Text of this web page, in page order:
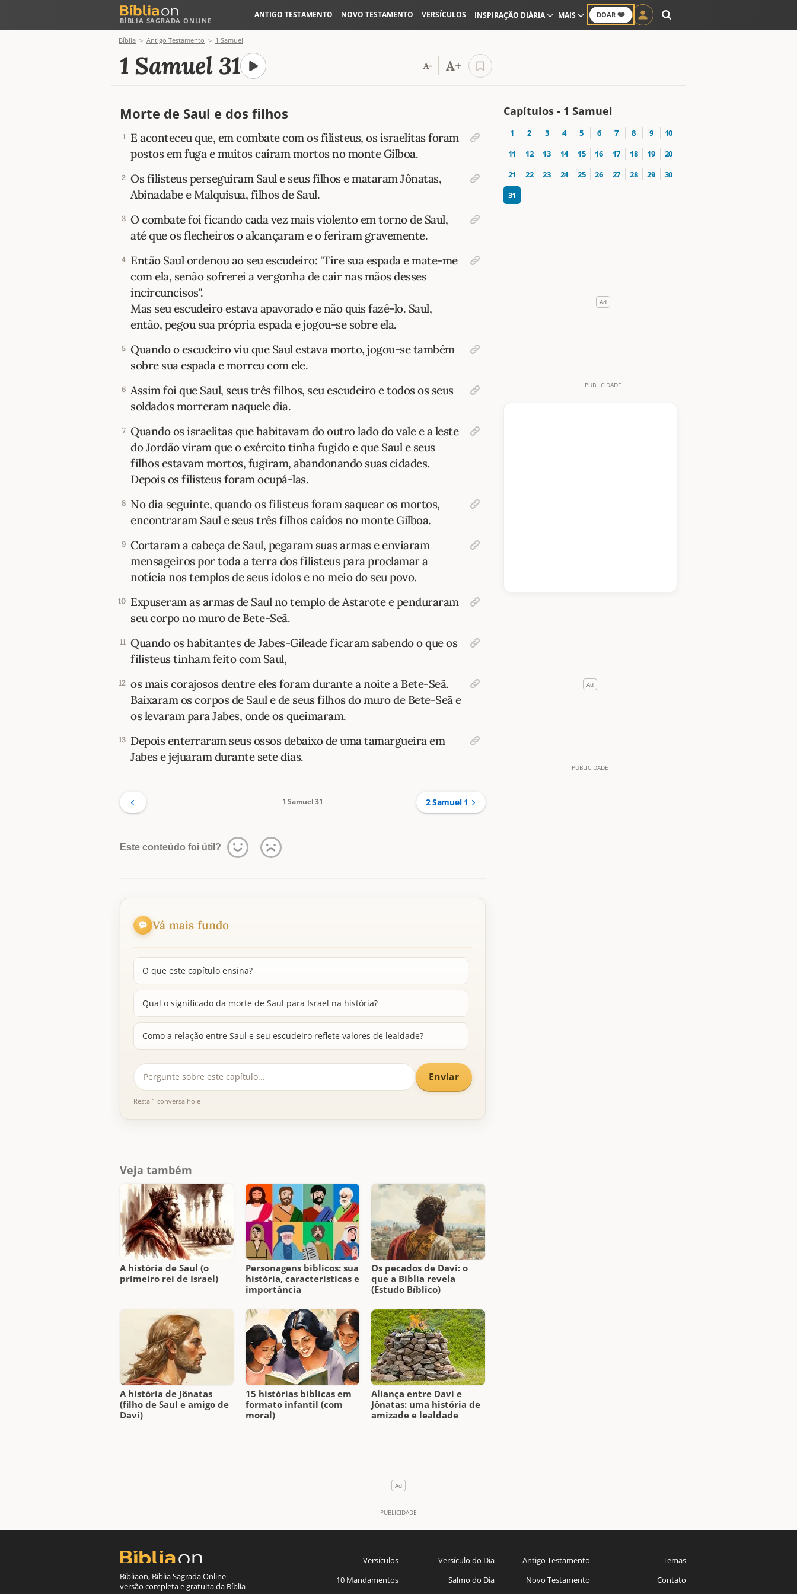
BÍBLIA SAGRADA ONLINE
DOAR ❤️
ANTIGO TESTAMENTO NOVO TESTAMENTO VERSÍCULOS INSPIRAÇÃO DIÁRIA MAIS
Bíblia Antigo Testamento 1 Samuel
1 Samuel 31 A- A+
Morte de Saul e dos filhos
1 E aconteceu que, em combate com os filisteus, os israelitas foram
postos em fuga e muitos caíram mortos no monte Gilboa.
2 Os filisteus perseguiram Saul e seus filhos e mataram Jônatas,
Abinadabe e Malquisua, filhos de Saul.
3 O combate foi ficando cada vez mais violento em torno de Saul,
até que os flecheiros o alcançaram e o feriram gravemente.
4 Então Saul ordenou ao seu escudeiro: "Tire sua espada e mate-me
com ela, senão sofrerei a vergonha de cair nas mãos desses
incircuncisos".
Mas seu escudeiro estava apavorado e não quis fazê-lo. Saul,
então, pegou sua própria espada e jogou-se sobre ela.
5 Quando o escudeiro viu que Saul estava morto, jogou-se também
sobre sua espada e morreu com ele.
6 Assim foi que Saul, seus três filhos, seu escudeiro e todos os seus
soldados morreram naquele dia.
7 Quando os israelitas que habitavam do outro lado do vale e a leste
do Jordão viram que o exército tinha fugido e que Saul e seus
filhos estavam mortos, fugiram, abandonando suas cidades.
Depois os filisteus foram ocupá-las.
8 No dia seguinte, quando os filisteus foram saquear os mortos,
encontraram Saul e seus três filhos caídos no monte Gilboa.
9 Cortaram a cabeça de Saul, pegaram suas armas e enviaram
mensageiros por toda a terra dos filisteus para proclamar a
notícia nos templos de seus ídolos e no meio do seu povo.
10 Expuseram as armas de Saul no templo de Astarote e penduraram
seu corpo no muro de Bete-Seã.
11 Quando os habitantes de Jabes-Gileade ficaram sabendo o que os
filisteus tinham feito com Saul,
12 os mais corajosos dentre eles foram durante a noite a Bete-Seã.
Baixaram os corpos de Saul e de seus filhos do muro de Bete-Seã e
os levaram para Jabes, onde os queimaram.
13 Depois enterraram seus ossos debaixo de uma tamargueira em
Jabes e jejuaram durante sete dias.
1 Samuel 31 2 Samuel 1
Este conteúdo foi útil?
Vá mais fundo
O que este capítulo ensina?
Qual o significado da morte de Saul para Israel na história?
Como a relação entre Saul e seu escudeiro reflete valores de lealdade?
Enviar
Resta 1 conversa hoje
Veja também
A história de Saul (o
primeiro rei de Israel)
Personagens bíblicos: sua
história, características e
importância
Os pecados de Davi: o
que a Bíblia revela
(Estudo Bíblico)
A história de Jônatas
(filho de Saul e amigo de
Davi)
15 histórias bíblicas em
formato infantil (com
moral)
Aliança entre Davi e
Jônatas: uma história de
amizade e lealdade
Capítulos - 1 Samuel
1 2 3 4 5 6 7 8 9
10
11
12 13 14 15 16 17 18 19
20
21
22 23 24 25 26 27 28 29
30
31
Bíbliaon, Bíblia Sagrada Online -
versão completa e gratuita da Bíblia
Versículos
10 Mandamentos
Versículo do Dia
Salmo do Dia
Antigo Testamento
Novo Testamento
Temas
Contato